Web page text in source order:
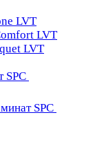
LVT
LVT
LVT
SPC
SPC